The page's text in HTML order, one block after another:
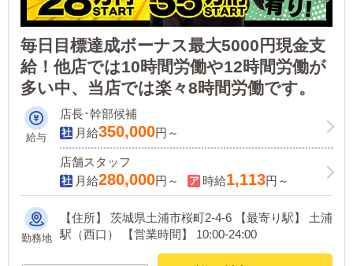
毎日目標達成ボーナス最大5000円現金支
給！他店では10時間労働や12時間労働が
多い中、当店では楽々8時間労働です。
給与
店長･幹部候補
月給350,000円～
店舗スタッフ
月給280,000円～ 時給1,113円～
勤務地
【住所】 茨城県土浦市桜町2-4-6 【最寄り駅】 土浦
駅（西口） 【営業時間】 10:00-24:00